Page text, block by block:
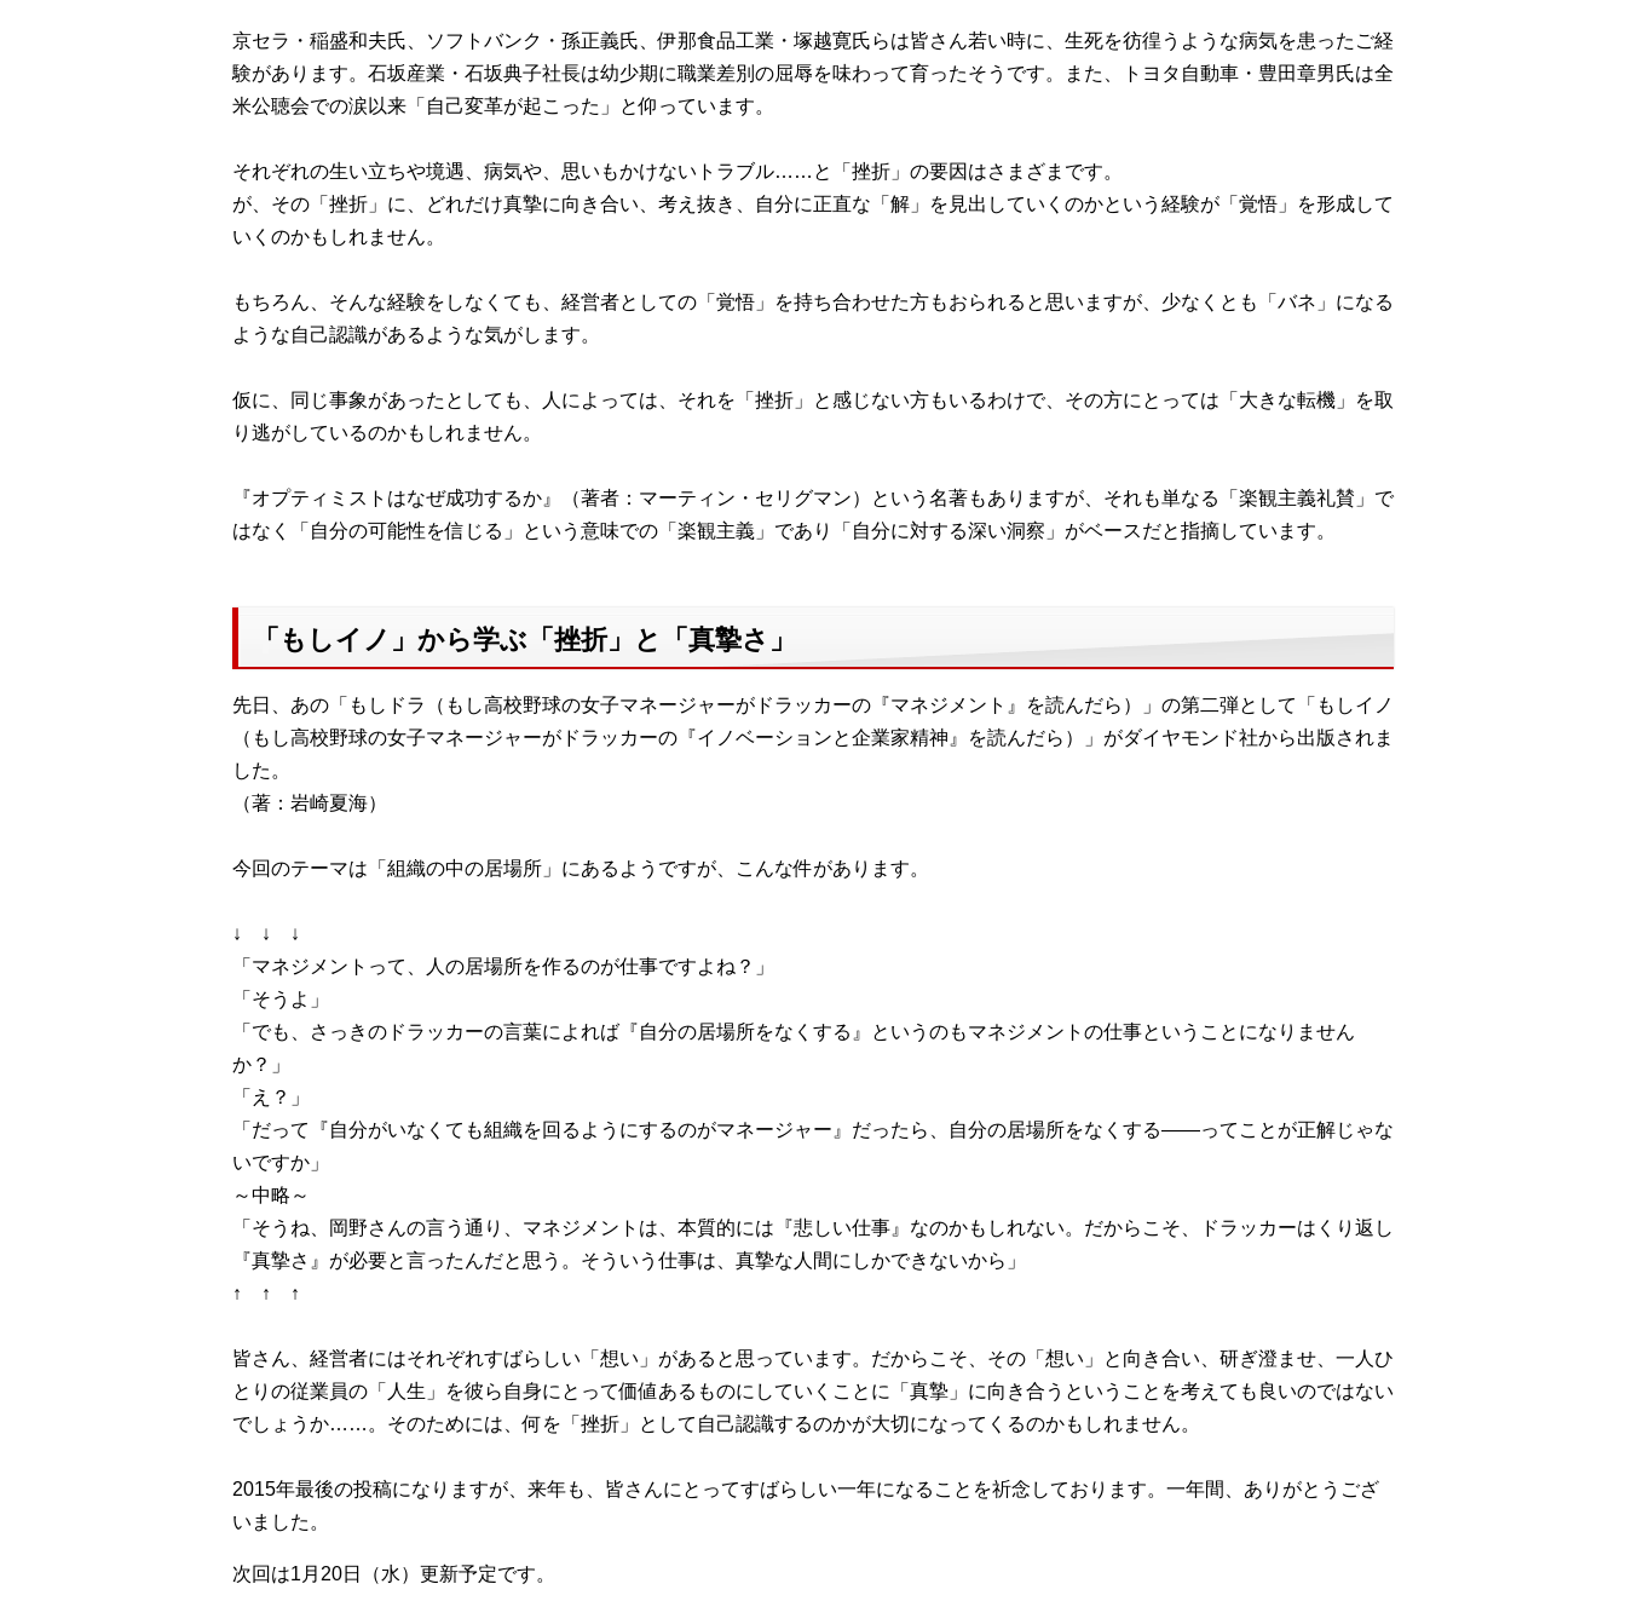
京セラ・稲盛和夫氏、ソフトバンク・孫正義氏、伊那食品工業・塚越寛氏らは皆さん若い時に、生死を彷徨うような病気を患ったご経
験があります。石坂産業・石坂典子社長は幼少期に職業差別の屈辱を味わって育ったそうです。また、トヨタ自動車・豊田章男氏は全
米公聴会での涙以来「自己変革が起こった」と仰っています。
それぞれの生い立ちや境遇、病気や、思いもかけないトラブル……と「挫折」の要因はさまざまです。
が、その「挫折」に、どれだけ真摯に向き合い、考え抜き、自分に正直な「解」を見出していくのかという経験が「覚悟」を形成して
いくのかもしれません。
もちろん、そんな経験をしなくても、経営者としての「覚悟」を持ち合わせた方もおられると思いますが、少なくとも「バネ」になる
ような自己認識があるような気がします。
仮に、同じ事象があったとしても、人によっては、それを「挫折」と感じない方もいるわけで、その方にとっては「大きな転機」を取
り逃がしているのかもしれません。
『オプティミストはなぜ成功するか』（著者：マーティン・セリグマン）という名著もありますが、それも単なる「楽観主義礼賛」で
はなく「自分の可能性を信じる」という意味での「楽観主義」であり「自分に対する深い洞察」がベースだと指摘しています。
「もしイノ」から学ぶ「挫折」と「真摯さ」
先日、あの「もしドラ（もし高校野球の女子マネージャーがドラッカーの『マネジメント』を読んだら）」の第二弾として「もしイノ
（もし高校野球の女子マネージャーがドラッカーの『イノベーションと企業家精神』を読んだら）」がダイヤモンド社から出版されま
した。
（著：岩崎夏海）
今回のテーマは「組織の中の居場所」にあるようですが、こんな件があります。
↓ ↓ ↓
「マネジメントって、人の居場所を作るのが仕事ですよね？」
「そうよ」
「でも、さっきのドラッカーの言葉によれば『自分の居場所をなくする』というのもマネジメントの仕事ということになりません
か？」
「え？」
「だって『自分がいなくても組織を回るようにするのがマネージャー』だったら、自分の居場所をなくする――ってことが正解じゃな
いですか」
～中略～
「そうね、岡野さんの言う通り、マネジメントは、本質的には『悲しい仕事』なのかもしれない。だからこそ、ドラッカーはくり返し
『真摯さ』が必要と言ったんだと思う。そういう仕事は、真摯な人間にしかできないから」
↑ ↑ ↑
皆さん、経営者にはそれぞれすばらしい「想い」があると思っています。だからこそ、その「想い」と向き合い、研ぎ澄ませ、一人ひ
とりの従業員の「人生」を彼ら自身にとって価値あるものにしていくことに「真摯」に向き合うということを考えても良いのではない
でしょうか……。そのためには、何を「挫折」として自己認識するのかが大切になってくるのかもしれません。
2015年最後の投稿になりますが、来年も、皆さんにとってすばらしい一年になることを祈念しております。一年間、ありがとうござ
いました。
次回は1月20日（水）更新予定です。